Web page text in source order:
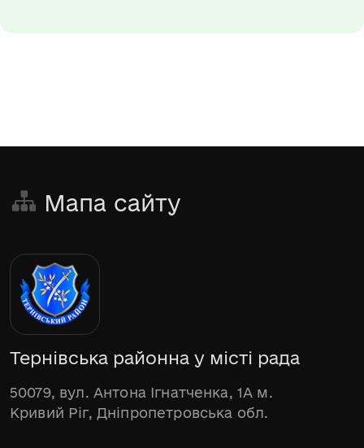
Мапа сайту
Тернівська районна у місті рада
50079, вул. Антона Ігнатченка, 1А м.
Кривий Ріг, Дніпропетровська обл.